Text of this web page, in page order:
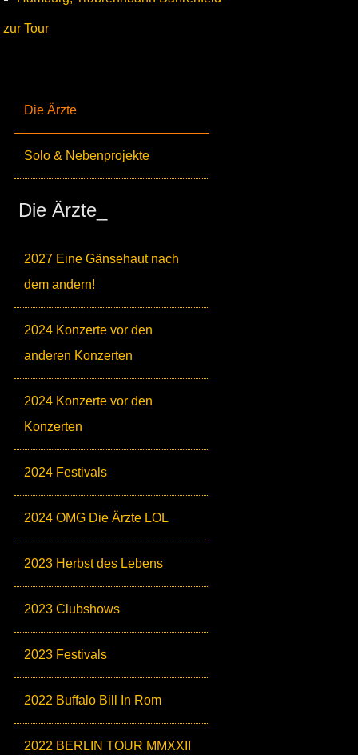
Die Ärzte
Solo & Nebenprojekte
Die Ärzte_
2027 Eine Gänsehaut nach
dem andern!
2024 Konzerte vor den
anderen Konzerten
2024 Konzerte vor den
Konzerten
2024 Festivals
2024 OMG Die Ärzte LOL
2023 Herbst des Lebens
2023 Clubshows
2023 Festivals
2022 Buffalo Bill In Rom
2022 BERLIN TOUR MMXXII
zur Tour